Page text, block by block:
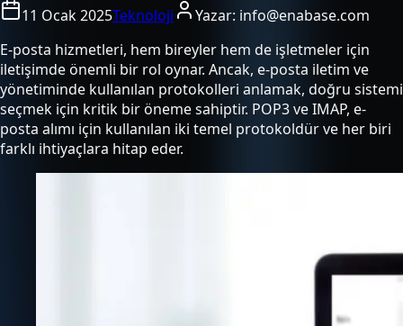
11 Ocak 2025Teknoloji Yazar: info@enabase.com
E-posta hizmetleri, hem bireyler hem de işletmeler için
iletişimde önemli bir rol oynar. Ancak, e-posta iletim ve
yönetiminde kullanılan protokolleri anlamak, doğru sistemi
seçmek için kritik bir öneme sahiptir. POP3 ve IMAP, e-
posta alımı için kullanılan iki temel protokoldür ve her biri
farklı ihtiyaçlara hitap eder.